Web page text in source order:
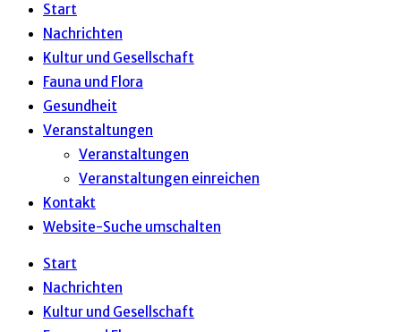
Start
Nachrichten
Kultur und Gesellschaft
Fauna und Flora
Gesundheit
Veranstaltungen
Veranstaltungen
Veranstaltungen einreichen
Kontakt
Website-Suche umschalten
Start
Nachrichten
Kultur und Gesellschaft